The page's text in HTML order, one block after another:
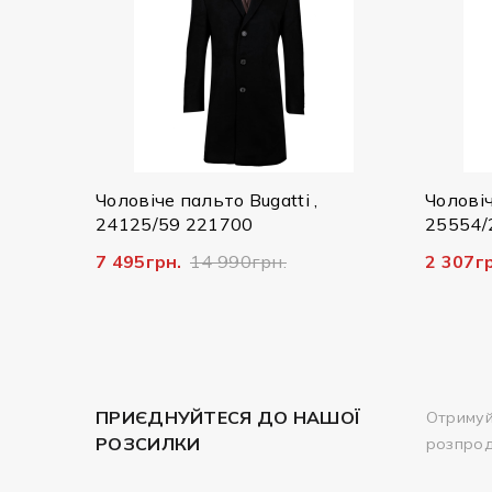
Bugatti ,
14 990грн.
Чоловіча куртка Bugatti ,
25554/290 7600
2 307грн.
ПРИЄДНУЙТЕСЯ ДО НАШОЇ
РОЗСИЛКИ